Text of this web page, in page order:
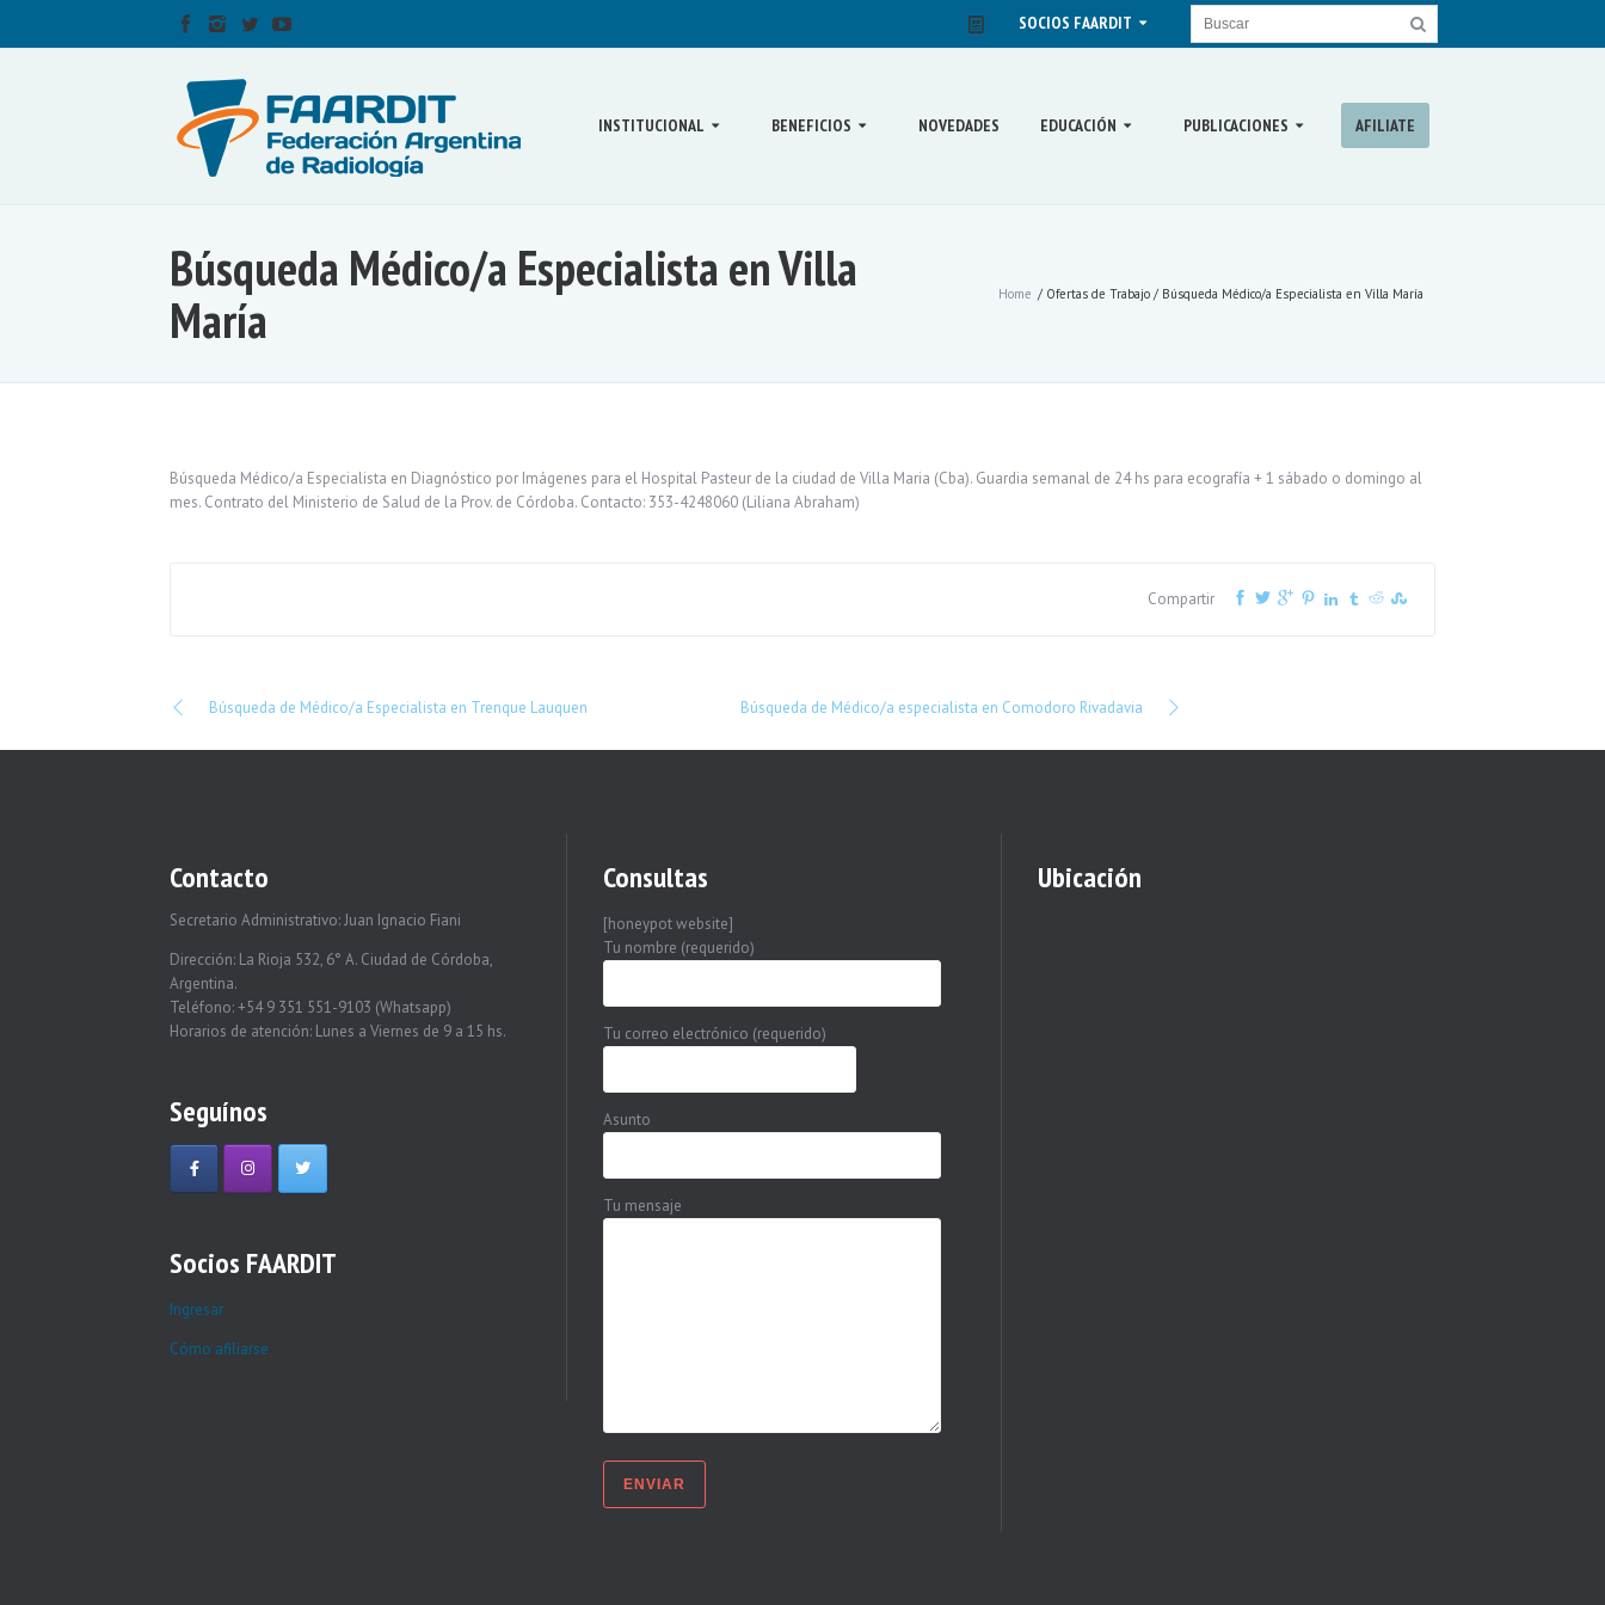
SOCIOS FAARDIT
INSTITUCIONAL BENEFICIOS NOVEDADES EDUCACIÓN PUBLICACIONES AFILIATE
Búsqueda Médico/a Especialista en Villa
María
Home / Ofertas de Trabajo / Búsqueda Médico/a Especialista en Villa María
Búsqueda Médico/a Especialista en Diagnóstico por Imágenes para el Hospital Pasteur de la ciudad de Villa Maria (Cba). Guardia semanal de 24 hs para ecografía + 1 sábado o domingo al
mes. Contrato del Ministerio de Salud de la Prov. de Córdoba. Contacto: 353-4248060 (Liliana Abraham)
Compartir
Búsqueda de Médico/a Especialista en Trenque Lauquen Búsqueda de Médico/a especialista en Comodoro Rivadavia
Contacto
Secretario Administrativo: Juan Ignacio Fiani
Dirección: La Rioja 532, 6° A. Ciudad de Córdoba,
Argentina.
Teléfono: +54 9 351 551-9103 (Whatsapp)
Horarios de atención: Lunes a Viernes de 9 a 15 hs.
Seguínos
Socios FAARDIT
Ingresar
Cómo afiliarse
Consultas
[honeypot website]
Tu nombre (requerido)
Tu correo electrónico (requerido)
Asunto
Tu mensaje
Ubicación